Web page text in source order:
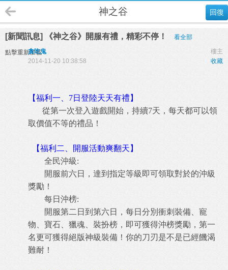
回復
神之谷
[新聞訊息] 《神之谷》開服有禮，精彩不停！ 看全部
點擊重新加載 樓主
貪吃鬼
收藏
2014-11-20 10:38:58
【福利一、7日登陸天天有禮】
從第一次登入遊戲開始，持續7天，每天都可以領
取價值不等的禮品！
【福利二、開服活動爽翻天】
全民沖級:
開服前六日，達到指定等級即可領取對於的沖級
獎勵！
每日沖榜:
開服第二日到第六日，每日分別衝刺裝備、寵
物、寶石、獵魂、裝扮榜，即可獲得沖榜獎勵，第一
名更可獲得絕版神級裝備！你的刀刃是不是已經饑渴
難耐！